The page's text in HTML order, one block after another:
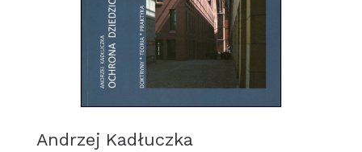
Andrzej Kadłuczka